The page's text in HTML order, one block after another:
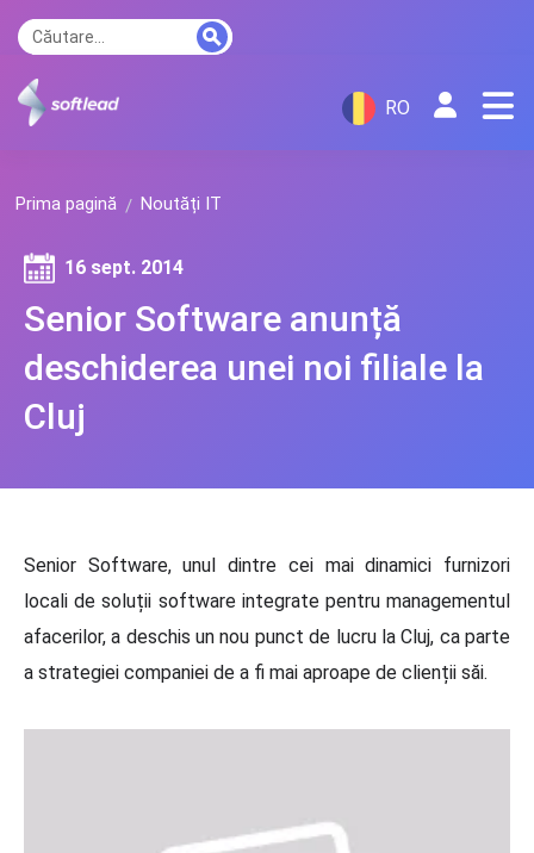
RO
Prima pagină Noutăți IT
Senior Software anunță
deschiderea unei noi filiale la
Cluj
16 sept. 2014
Senior Software, unul dintre cei mai dinamici furnizori
locali de soluții software integrate pentru managementul
afacerilor, a deschis un nou punct de lucru la Cluj, ca parte
a strategiei companiei de a fi mai aproape de clienții săi.